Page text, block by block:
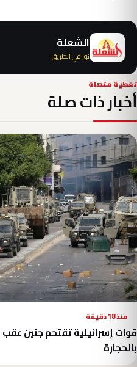
الشعلة
نور في الطريق
تغطية متصلة
أخبار ذات صلة
منذ 18 دقيقة
قوات إسرائيلية تقتحم جنين
بالحجارة